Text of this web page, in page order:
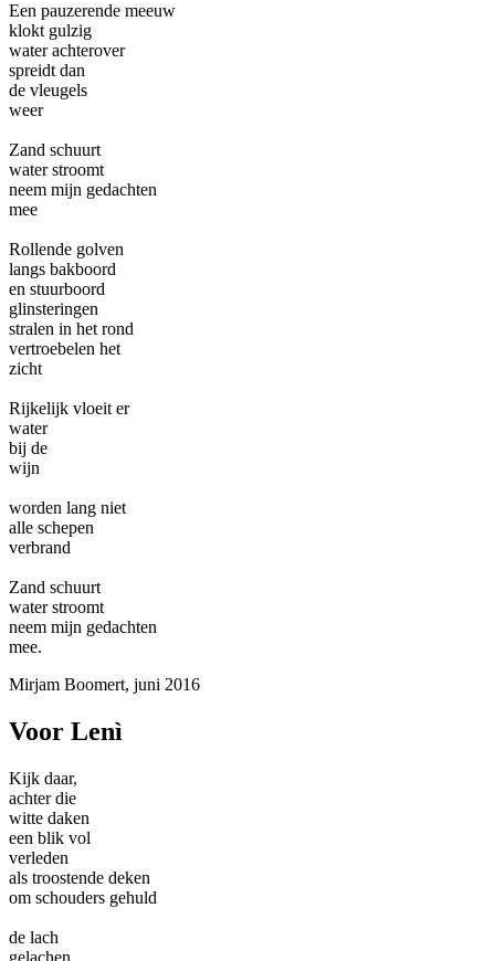
Een pauzerende meeuw
klokt gulzig
water achterover
spreidt dan
de vleugels
weer
Zand schuurt
water stroomt
neem mijn gedachten
mee
Rollende golven
langs bakboord
en stuurboord
glinsteringen
stralen in het rond
vertroebelen het
zicht
Rijkelijk vloeit er
water
bij de
wijn
worden lang niet
alle schepen
verbrand
Zand schuurt
water stroomt
neem mijn gedachten
mee.
Mirjam Boomert, juni 2016
Voor Lenì
Kijk daar,
achter die
witte daken
een blik vol
verleden
als troostende deken
om schouders gehuld
de lach
gelachen